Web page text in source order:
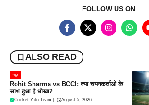
FOLLOW US ON
ALSO READ
न्यूज
Rohit Sharma vs BCCI: क्या चयनकर्ताओं के
साथ हुआ है धोखा?
Cricket Yatri Team August 5, 2026